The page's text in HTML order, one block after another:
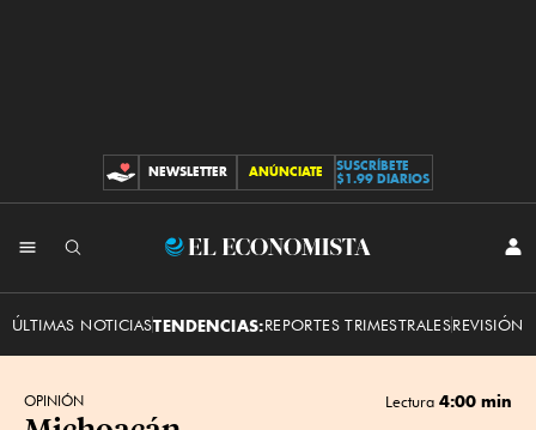
CONTRIBUCIONES
NEWSLETTER ANÚNCIATE
SUSCRÍBETE
$1.99 DIARIOS
El
ÚLTIMAS NOTICIASTENDENCIAS:REPORTES TRIMESTRALESREVISIÓN
OPINIÓN Lectura 4:00 min